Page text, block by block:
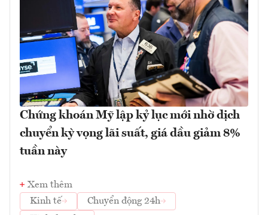
Chứng khoán Mỹ lập kỷ lục mới nhờ dịch
chuyển kỳ vọng lãi suất, giá dầu giảm 8%
tuần này
Xem thêm
Kinh tế
Chuyển động 24h